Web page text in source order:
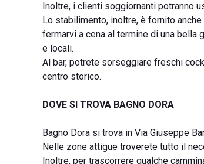
Inoltre, i clienti soggiornanti potranno
Lo stabilimento, inoltre, è fornito
fermarvi a cena al termine di una
e locali.
Al bar, potrete sorseggiare freschi
centro storico.
DOVE SI TROVA BAGNO DORA
Bagno Dora si trova in Via Giuseppe
Nelle zone attigue troverete tutto il
Inoltre, per trascorrere qualche